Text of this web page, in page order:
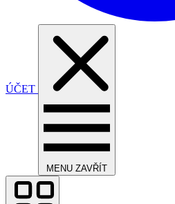
ÚČET
MENU ZAVŘÍT